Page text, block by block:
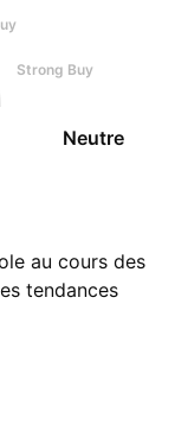
Strong Buy
Neutre
au cours des
tendances